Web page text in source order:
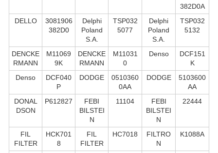
382D0A
DELLO
3081906
382D0
Delphi
Poland
S.А.
TSP032
5077
Delphi
Poland
S.А.
TSP032
5132
DENCKE
RMANN
M11069
9K
DENCKE
RMANN
M11031
0
Denso
DCF151
K
Denso
DCF040
P
DODGE
0510360
0AA
DODGE
5103600
AA
DONAL
DSON
P612827
FEBI
BILSTEI
N
11104
FEBI
BILSTEI
N
22444
FIL
FILTER
HCK701
8
FIL
FILTER
HC7018
FILTRO
N
K1088A